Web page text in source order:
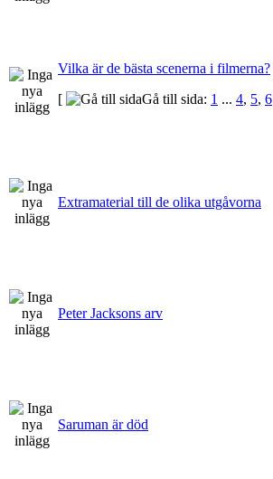
Vilka är de bästa scenerna i filmerna?
[
Gå till sida: 1 ... 4, 5, 6
Extramaterial till de olika utgåvorna
Peter Jacksons arv
Saruman är död